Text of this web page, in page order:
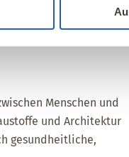
Menschen und
und Architektur
gesundheitliche,